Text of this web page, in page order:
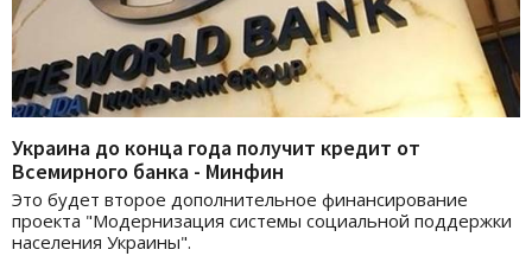
Украина до конца года получит кредит от
Всемирного банка - Минфин
Это будет второе дополнительное финансирование
проекта "Модернизация системы социальной поддержки
населения Украины".